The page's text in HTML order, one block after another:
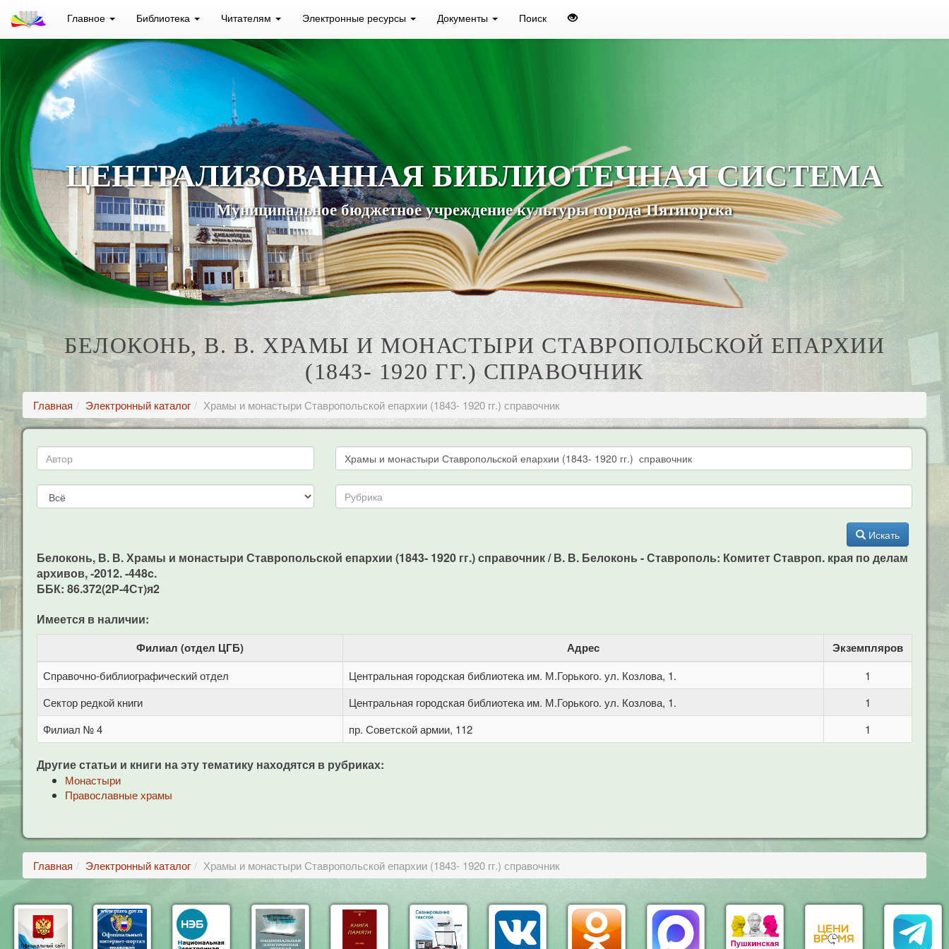
Главное Библиотека Читателям Электронные ресурсы Документы Поиск
ЦЕНТРАЛИЗОВАННАЯ БИБЛИОТЕЧНАЯ СИСТЕМА
Муниципальное бюджетное учреждение культуры города Пятигорска
БЕЛОКОНЬ, В. В. ХРАМЫ И МОНАСТЫРИ СТАВРОПОЛЬСКОЙ ЕПАРХИИ
(1843- 1920 ГГ.) СПРАВОЧНИК
Главная Электронный каталог Храмы и монастыри Ставропольской епархии (1843- 1920 гг.) справочник
Искать
Белоконь, В. В. Храмы и монастыри Ставропольской епархии (1843- 1920 гг.) справочник / В. В. Белоконь - Ставрополь: Комитет Ставроп. края по делам
архивов, -2012. -448c.
ББК: 86.372(2Р-4Ст)я2
Имеется в наличии:
Филиал (отдел ЦГБ) Адрес Экземпляров
Справочно-библиографический отдел Центральная городская библиотека им. М.Горького. ул. Козлова, 1.
1
Сектор редкой книги
Центральная городская библиотека им. М.Горького. ул. Козлова, 1.
1
Филиал № 4
пр. Советской армии, 112 1
Другие статьи и книги на эту тематику находятся в рубриках:
Монастыри
Православные храмы
Главная Электронный каталог Храмы и монастыри Ставропольской епархии (1843- 1920 гг.) справочник